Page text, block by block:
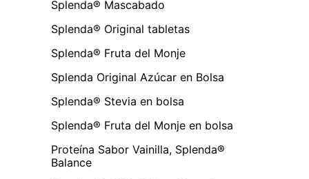
Splenda® Mascabado
Splenda® Original tabletas
Splenda® Fruta del Monje
Splenda Original Azúcar en Bolsa
Splenda® Stevia en bolsa
Splenda® Fruta del Monje en bolsa
Proteína Sabor Vainilla, Splenda®
Balance